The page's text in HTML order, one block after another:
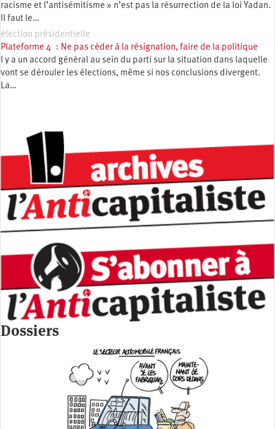
racisme et l’antisémitisme » n’est pas la résurrection de la loi Yadan.
Il faut le…
élection présidentielle
Plateforme 4 : Ne pas céder à la résignation, faire de la politique
l y a un accord général au sein du parti sur la situation dans laquelle
vont se dérouler les élections, même si nos conclusions divergent.
La…
Dossiers